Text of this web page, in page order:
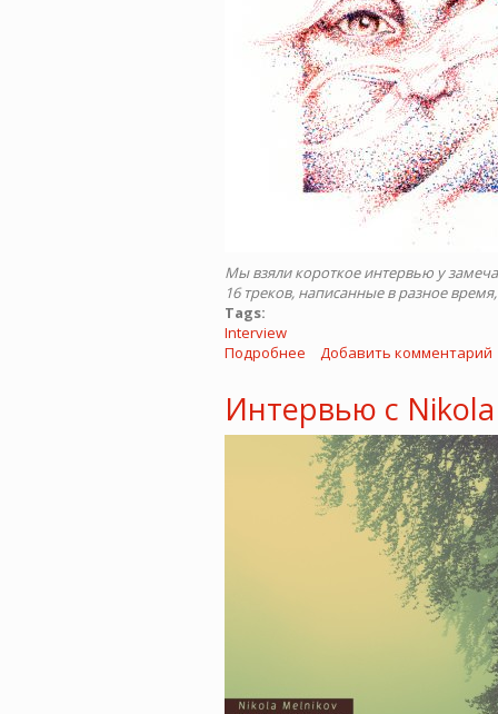
Мы взяли короткое интервью у
16 треков, написанные в разное
Tags:
Interview
Подробнее
Playmewhile
Добавить комментарий
Интервью с